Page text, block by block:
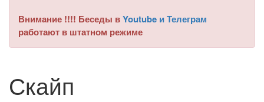
Внимание !!!! Беседы вYoutube и Телеграм
работают в штатном режиме
Скайп